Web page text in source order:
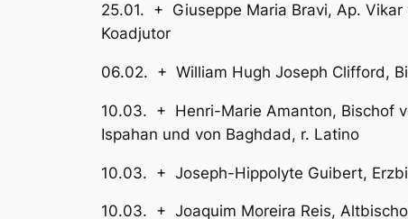
25.01. + Giuseppe Maria Bravi,
Koadjutor
06.02. + William Hugh Joseph
10.03. + Henri-Marie Amanton,
Ispahan und von Baghdad, r. Latino
10.03. + Joseph-Hippolyte
10.03. + Joaquim Moreira